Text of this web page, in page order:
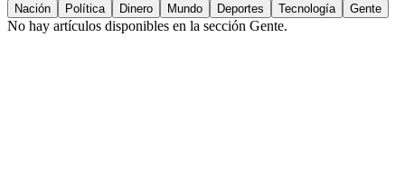
Nación Política Dinero Mundo Deportes Tecnología Gente
No hay artículos disponibles en la sección Gente.